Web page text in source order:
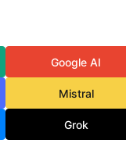
Google AI
Mistral
Grok